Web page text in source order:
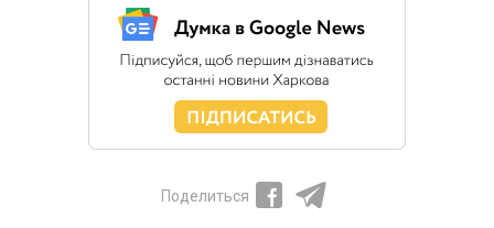
Поделиться